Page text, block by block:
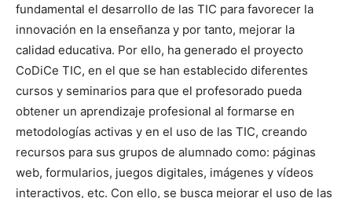
fundamental el desarrollo de las TIC para favorecer la
innovación en la enseñanza y por tanto, mejorar la
calidad educativa. Por ello, ha generado el proyecto
CoDiCe TIC, en el que se han establecido diferentes
cursos y seminarios para que el profesorado pueda
obtener un aprendizaje profesional al formarse en
metodologías activas y en el uso de las TIC, creando
recursos para sus grupos de alumnado como: páginas
web, formularios, juegos digitales, imágenes y vídeos
interactivos, etc. Con ello, se busca mejorar el uso de las